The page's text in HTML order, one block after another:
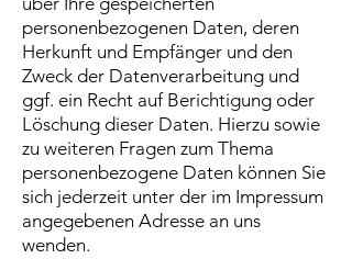
personenbezogenen Daten, deren
Herkunft und Empfänger und den
Zweck der Datenverarbeitung und
ggf. ein Recht auf Berichtigung oder
Löschung dieser Daten. Hierzu sowie
zu weiteren Fragen zum Thema
personenbezogene Daten können Sie
sich jederzeit unter der im Impressum
angegebenen Adresse an uns
wenden.